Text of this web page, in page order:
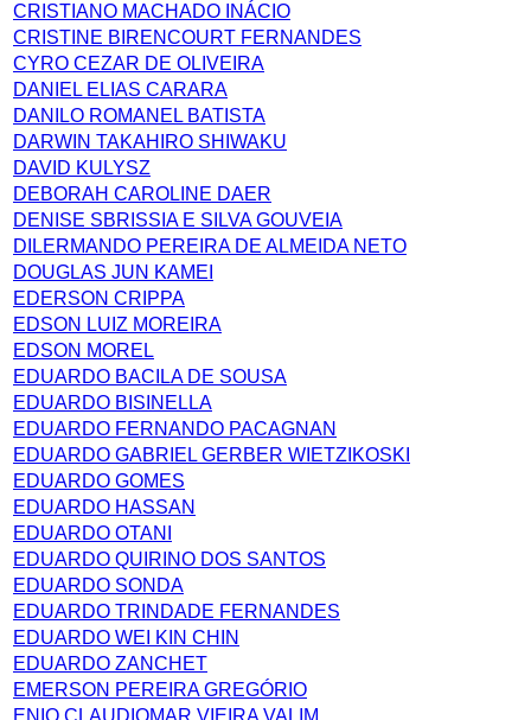
CRISTIANO MACHADO INÁCIO
CRISTINE BIRENCOURT FERNANDES
CYRO CEZAR DE OLIVEIRA
DANIEL ELIAS CARARA
DANILO ROMANEL BATISTA
DARWIN TAKAHIRO SHIWAKU
DAVID KULYSZ
DEBORAH CAROLINE DAER
DENISE SBRISSIA E SILVA GOUVEIA
DILERMANDO PEREIRA DE ALMEIDA NETO
DOUGLAS JUN KAMEI
EDERSON CRIPPA
EDSON LUIZ MOREIRA
EDSON MOREL
EDUARDO BACILA DE SOUSA
EDUARDO BISINELLA
EDUARDO FERNANDO PACAGNAN
EDUARDO GABRIEL GERBER WIETZIKOSKI
EDUARDO GOMES
EDUARDO HASSAN
EDUARDO OTANI
EDUARDO QUIRINO DOS SANTOS
EDUARDO SONDA
EDUARDO TRINDADE FERNANDES
EDUARDO WEI KIN CHIN
EDUARDO ZANCHET
EMERSON PEREIRA GREGÓRIO
ENIO CLAUDIOMAR VIEIRA VALIM